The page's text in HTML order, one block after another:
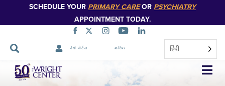
SCHEDULE YOUR PRIMARY CAREOR PSYCHIATRY
APPOINTMENT TODAY.
रोगी पोर्टल करियर हिंदी
नेविगेशन
छोड़ें